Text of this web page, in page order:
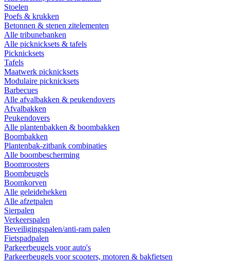
Stoelen
Poefs & krukken
Betonnen & stenen zitelementen
Alle tribunebanken
Alle picknicksets & tafels
Picknicksets
Tafels
Maatwerk picknicksets
Modulaire picknicksets
Barbecues
Alle afvalbakken & peukendovers
Afvalbakken
Peukendovers
Alle plantenbakken & boombakken
Boombakken
Plantenbak-zitbank combinaties
Alle boombescherming
Boomroosters
Boombeugels
Boomkorven
Alle geleidehekken
Alle afzetpalen
Sierpalen
Verkeerspalen
Beveiligingspalen/anti-ram palen
Fietspadpalen
Parkeerbeugels voor auto's
Parkeerbeugels voor scooters, motoren & bakfietsen